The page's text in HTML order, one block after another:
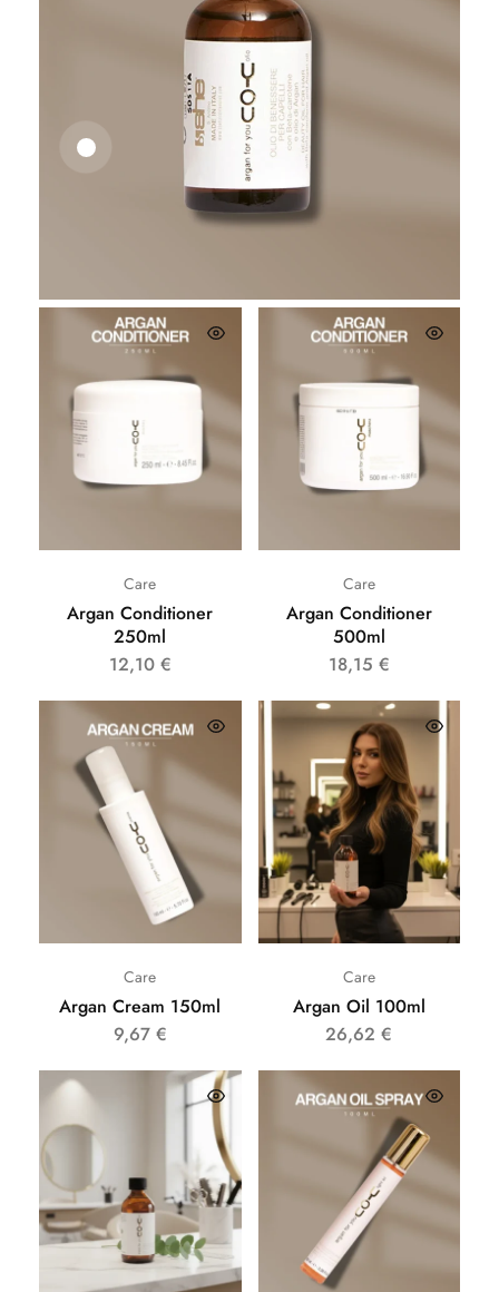
Care
Argan Conditioner
250ml
12,10 €
Care
Argan Conditioner
500ml
18,15 €
Care
Argan Cream 150ml
9,67 €
Care
Argan Oil 100ml
26,62€